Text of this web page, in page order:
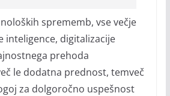
sprememb, vse večje
inteligence, digitalizacije
prehoda
le dodatna prednost, temveč
za dolgoročno uspešnost